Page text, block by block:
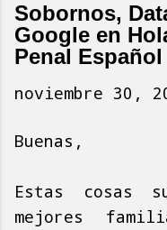
Sobornos,
Google en
Penal Español
noviembre 30,
Buenas,
Estas cosas
mejores